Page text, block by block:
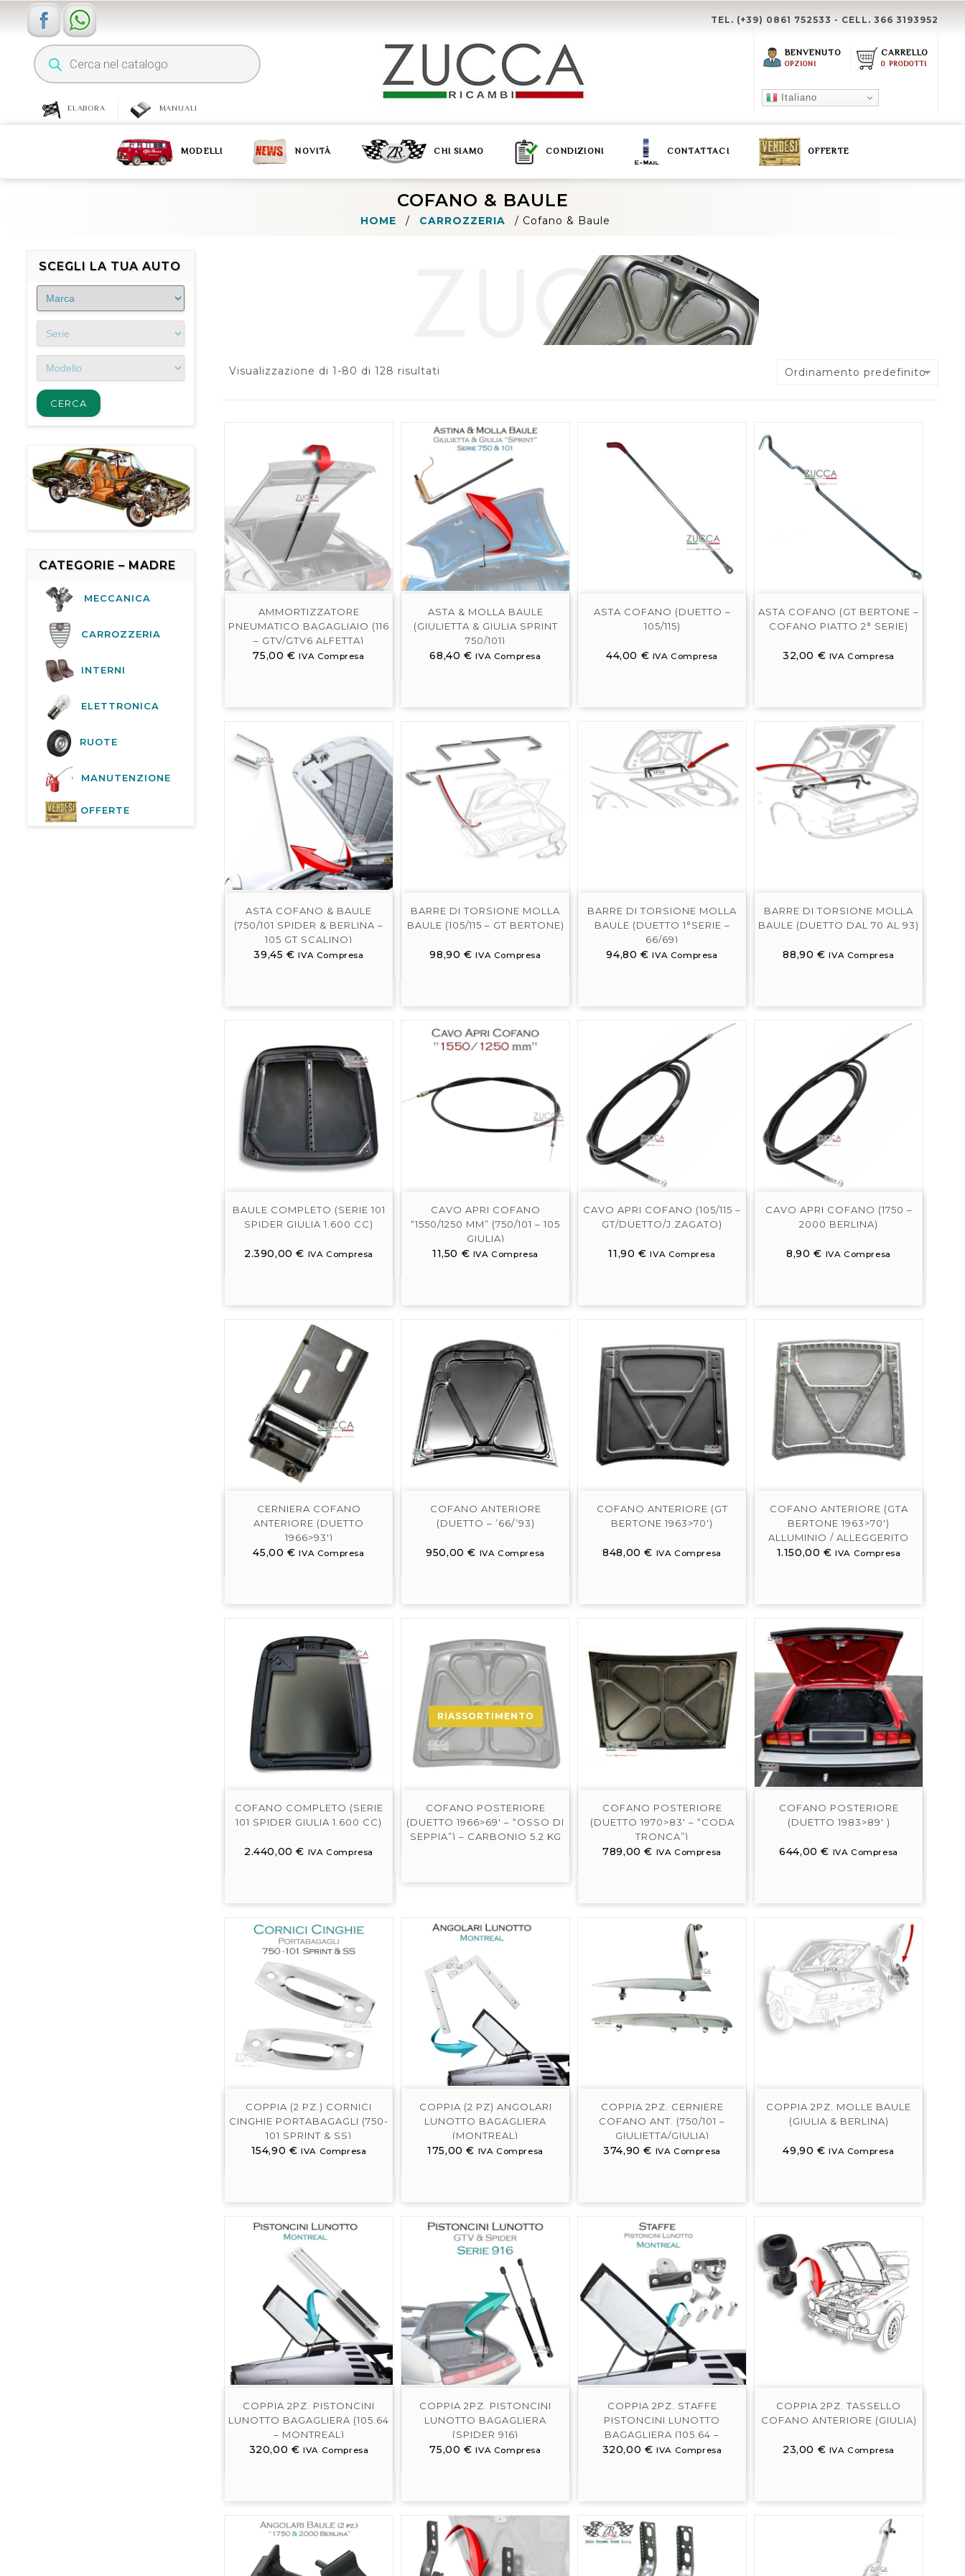
TEL. (+39) 0861 752533 - CELL. 366 3193952
ELABORA MANUALI
BENVENUTO
OPZIONI
CARRELLO
0 PRODOTTI
Italiano
MODELLI NOVITÀ CHI SIAMO CONDIZIONI CONTATTACI OFFERTE
COFANO & BAULE
HOME / CARROZZERIA / Cofano & Baule
Visualizzazione di 1-80 di 128 risultati Ordinamento predefinito
AMMORTIZZATORE
PNEUMATICO BAGAGLIAIO (116
– GTV/GTV6 ALFETTA)
75,00€ IVA Compresa
ASTA & MOLLA BAULE
(GIULIETTA & GIULIA SPRINT
750/101)
68,40€ IVA Compresa
ASTA COFANO (DUETTO –
105/115)
44,00 € IVA Compresa
ASTA COFANO (GT BERTONE –
COFANO PIATTO 2° SERIE)
32,00 € IVA Compresa
ASTA COFANO & BAULE
(750/101 SPIDER & BERLINA –
105 GT SCALINO)
39,45€ IVA Compresa
BARRE DI TORSIONE MOLLA
BAULE (105/115 – GT BERTONE)
98,90€ IVA Compresa
BARRE DI TORSIONE MOLLA
BAULE (DUETTO 1°SERIE –
66/69)
94,80€ IVA Compresa
BARRE DI TORSIONE MOLLA
BAULE (DUETTO DAL 70 AL 93)
88,90€ IVA Compresa
BAULE COMPLETO (SERIE 101
SPIDER GIULIA 1.600 CC)
2.390,00€ IVA Compresa
CAVO APRI COFANO
“1550/1250 MM” (750/101 – 105
GIULIA)
11,50 € IVA Compresa
CAVO APRI COFANO (105/115 –
GT/DUETTO/J.ZAGATO)
11,90€ IVA Compresa
CAVO APRI COFANO (1750 –
2000 BERLINA)
8,90€ IVA Compresa
CERNIERA COFANO
ANTERIORE (DUETTO
1966>93′)
45,00€ IVA Compresa
COFANO ANTERIORE
(DUETTO – ’66/’93)
950,00€ IVA Compresa
COFANO ANTERIORE (GT
BERTONE 1963>70′)
848,00€ IVA Compresa
COFANO ANTERIORE (GTA
BERTONE 1963>70′)
ALLUMINIO / ALLEGGERITO
1.150,00 € IVA Compresa
COFANO COMPLETO (SERIE
101 SPIDER GIULIA 1.600 CC)
2.440,00€ IVA Compresa
RIASSORTIMENTO
COFANO POSTERIORE
(DUETTO 1966>69′ – “OSSO DI
SEPPIA”) – CARBONIO 5,2 KG
COFANO POSTERIORE
(DUETTO 1970>83′ – “CODA
TRONCA”)
789,00€ IVA Compresa
COFANO POSTERIORE
(DUETTO 1983>89′ )
644,00€ IVA Compresa
COPPIA (2 PZ.) CORNICI
CINGHIE PORTABAGAGLI (750-
101 SPRINT & SS)
154,90 € IVA Compresa
COPPIA (2 PZ) ANGOLARI
LUNOTTO BAGAGLIERA
(MONTREAL)
175,00€ IVA Compresa
COPPIA 2PZ. CERNIERE
COFANO ANT. (750/101 –
GIULIETTA/GIULIA)
374,90€ IVA Compresa
COPPIA 2PZ. MOLLE BAULE
(GIULIA & BERLINA)
49,90€ IVA Compresa
COPPIA 2PZ. PISTONCINI
LUNOTTO BAGAGLIERA (105.64
– MONTREAL)
320,00 € IVA Compresa
COPPIA 2PZ. PISTONCINI
LUNOTTO BAGAGLIERA
(SPIDER 916)
75,00€ IVA Compresa
COPPIA 2PZ. STAFFE
PISTONCINI LUNOTTO
BAGAGLIERA (105.64 –
MONTREAL)
320,00 € IVA Compresa
COPPIA 2PZ. TASSELLO
COFANO ANTERIORE (GIULIA)
23,00 € IVA Compresa
SCEGLI LA TUA AUTO
CATEGORIE – MADRE
MECCANICA
CARROZZERIA
INTERNI
ELETTRONICA
RUOTE
MANUTENZIONE
OFFERTE